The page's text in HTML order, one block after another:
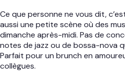
Ce que personne ne vous dit,
aussi une petite scène où des
dimanche après-midi. Pas de
notes de jazz ou de bossa-nova
Parfait pour un brunch en
collègues.